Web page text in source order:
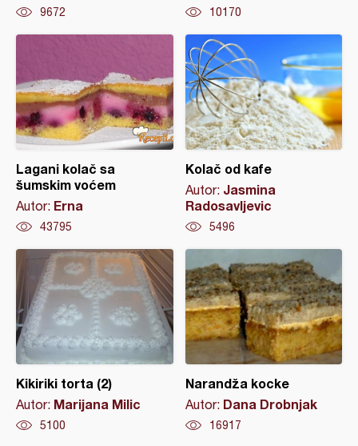
9672 10170
Lagani kolač sa
šumskim voćem
Autor: Erna
43795
Kolač od kafe
Autor: Jasmina
Radosavljevic
5496
Kikiriki torta (2)
Autor: Marijana Milic
5100
Narandža kocke
Autor: Dana Drobnjak
16917